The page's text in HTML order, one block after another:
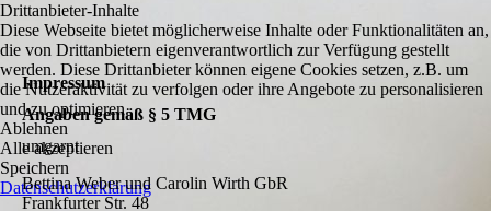
Impressum
Angaben gemäß § 5 TMG
umgarnt
Bettina Weber und Carolin Wirth GbR
Frankfurter Str. 48
Drittanbieter-Inhalte
Diese Webseite bietet möglicherweise Inhalte oder Funktionalitäten an,
die von Drittanbietern eigenverantwortlich zur Verfügung gestellt
werden. Diese Drittanbieter können eigene Cookies setzen, z.B. um
die Nutzeraktivität zu verfolgen oder ihre Angebote zu personalisieren
und zu optimieren.
Ablehnen
Alle akzeptieren
Speichern
Datenschutzerklärung